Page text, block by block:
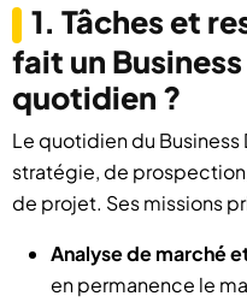
1. Tâches et
fait un
quotidien ?
Le quotidien du
stratégie, de
de projet. Ses missions
Analyse de marché
en permanence le